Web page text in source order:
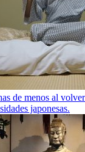
de menos al
japonesas.